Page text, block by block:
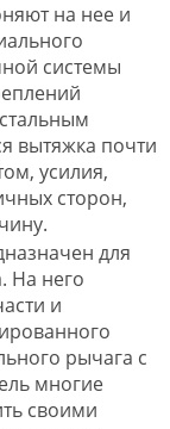
на нее и
системы
вытяжка почти
усилия,
сторон,
для
На него
и
рычага с
многие
своими